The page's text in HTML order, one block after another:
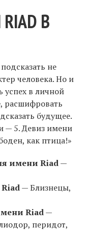
В
не
человека. Но и
успех в личной
расшифровать
будущее.
— 5. Девиз имени
как птица!»
имени Riad—
— Близнецы,
Riad—
перидот,